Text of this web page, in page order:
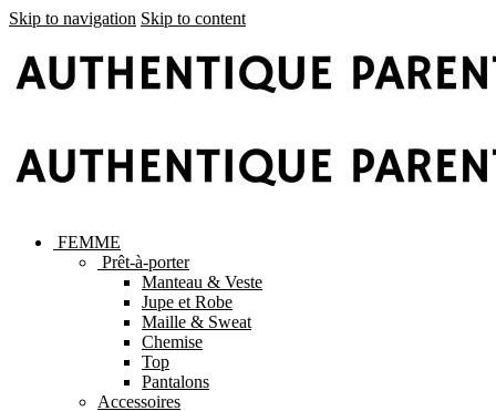
Skip to navigation Skip to content
FEMME
Prêt-à-porter
Manteau & Veste
Jupe et Robe
Maille & Sweat
Chemise
Top
Pantalons
Accessoires